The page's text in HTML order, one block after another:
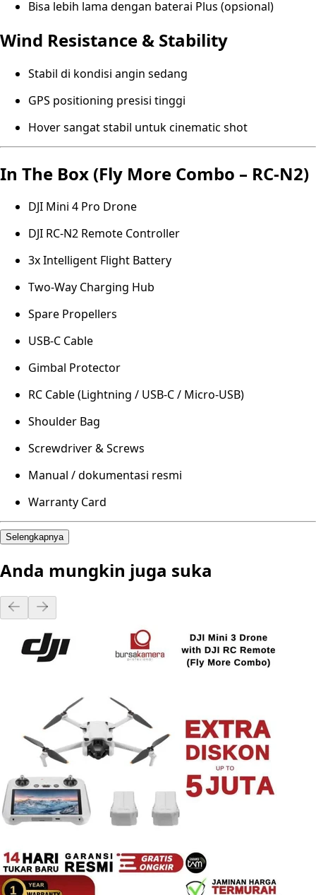
Bisa lebih lama dengan baterai Plus (opsional)
Wind Resistance & Stability
Stabil di kondisi angin sedang
GPS positioning presisi tinggi
Hover sangat stabil untuk cinematic shot
In The Box (Fly More Combo – RC-N2)
DJI Mini 4 Pro Drone
DJI RC-N2 Remote Controller
3x Intelligent Flight Battery
Two-Way Charging Hub
Spare Propellers
USB-C Cable
Gimbal Protector
RC Cable (Lightning / USB-C / Micro-USB)
Shoulder Bag
Screwdriver & Screws
Manual / dokumentasi resmi
Warranty Card
Selengkapnya
Anda mungkin juga suka